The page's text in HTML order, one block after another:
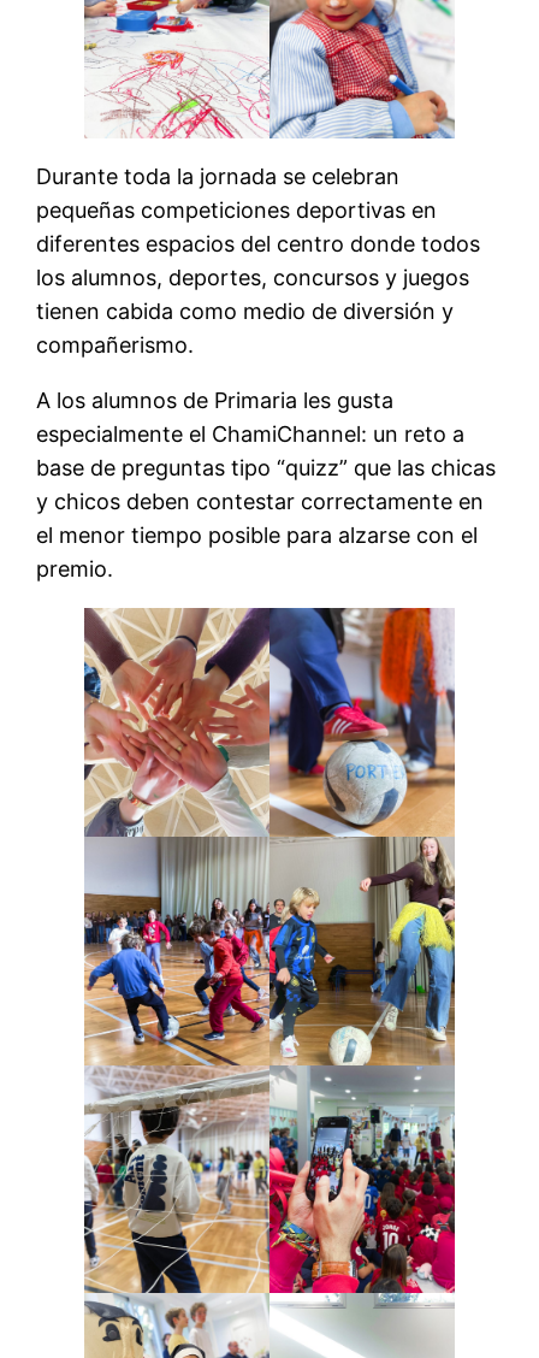
Durante toda la jornada se celebran
pequeñas competiciones deportivas en
diferentes espacios del centro donde todos
los alumnos, deportes, concursos y juegos
tienen cabida como medio de diversión y
compañerismo.
A los alumnos de Primaria les gusta
especialmente el ChamiChannel: un reto a
base de preguntas tipo “quizz” que las chicas
y chicos deben contestar correctamente en
el menor tiempo posible para alzarse con el
premio.